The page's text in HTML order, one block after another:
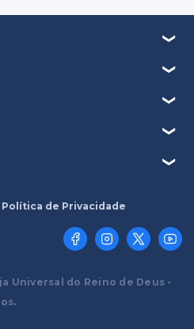
Universal do Reino de Deus -
Política de Privacidade